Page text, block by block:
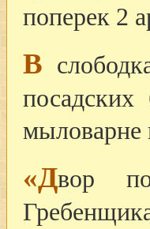
поперек 2
В
мыловарне
«Двор